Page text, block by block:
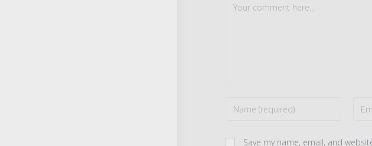
Comment
Enter
Enter
Save my name, email, and